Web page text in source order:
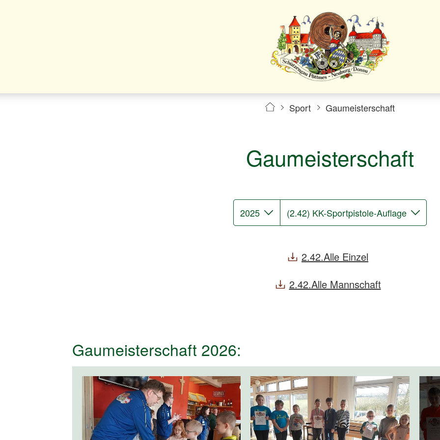
Gaumeisterschaft
Sport
Gaumeisterschaft
2025 (2.42) KK-Sportpistole-Auflage
2.42.Alle Einzel
2.42.Alle Mannschaft
Gaumeisterschaft 2026: